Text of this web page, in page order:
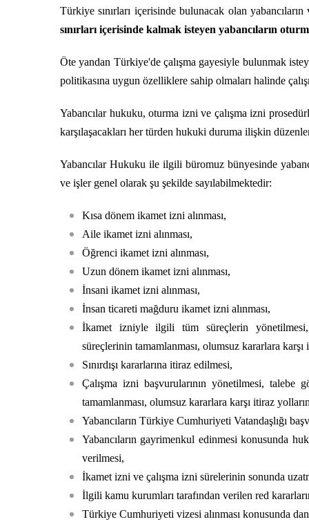
Türkiye sınırları içerisinde bulunacak olan
sınırları içerisinde kalmak isteyen yabancıların
Öte yandan Türkiye'de çalışma gayesiyle bulunmak
politikasına uygun özelliklere sahip olmaları halinde
Yabancılar hukuku, oturma izni ve çalışma izni
karşılaşacakları her türden hukuki duruma ilişkin
Yabancılar Hukuku ile ilgili büromuz bünyesinde
ve işler genel olarak şu şekilde sayılabilmektedir:
Kısa dönem ikamet izni alınması,
Aile ikamet izni alınması,
Öğrenci ikamet izni alınması,
Uzun dönem ikamet izni alınması,
İnsani ikamet izni alınması,
İnsan ticareti mağduru ikamet izni alınması,
İkamet izniyle ilgili tüm süreçlerin yönetilmesi,
süreçlerinin tamamlanması, olumsuz kararlara karşı
Sınırdışı kararlarına itiraz edilmesi,
Çalışma izni başvurularının yönetilmesi, talebe
tamamlanması, olumsuz kararlara karşı itiraz
Yabancıların Türkiye Cumhuriyeti Vatandaşlığı
Yabancıların gayrimenkul edinmesi konusunda
verilmesi,
İkamet izni ve çalışma izni sürelerinin sonunda
İlgili kamu kurumları tarafından verilen red
Türkiye Cumhuriyeti vizesi alınması konusunda